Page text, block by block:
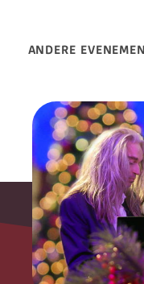
ANDERE